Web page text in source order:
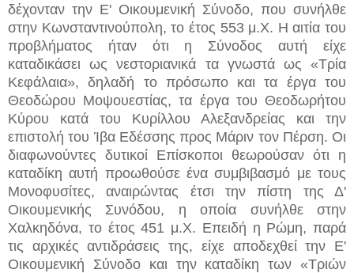
δέχονταν την Ε' Οικουμενική Σύνοδο, που συνήλθε
στην Κωνσταντινούπολη, το έτος 553 μ.Χ. Η αιτία του
προβλήματος ήταν ότι η Σύνοδος αυτή είχε
καταδικάσει ως νεστοριανικά τα γνωστά ως «Τρία
Κεφάλαια», δηλαδή το πρόσωπο και τα έργα του
Θεοδώρου Μοψουεστίας, τα έργα του Θεοδωρήτου
Κύρου κατά του Κυρίλλου Αλεξανδρείας και την
επιστολή του Ίβα Εδέσσης προς Μάριν τον Πέρση. Οι
διαφωνούντες δυτικοί Επίσκοποι θεωρούσαν ότι η
καταδίκη αυτή προωθούσε ένα συμβιβασμό με τους
Μονοφυσίτες, αναιρώντας έτσι την πίστη της Δ'
Οικουμενικής Συνόδου, η οποία συνήλθε στην
Χαλκηδόνα, το έτος 451 μ.Χ. Επειδή η Ρώμη, παρά
τις αρχικές αντιδράσεις της, είχε αποδεχθεί την Ε'
Οικουμενική Σύνοδο και την καταδίκη των «Τριών